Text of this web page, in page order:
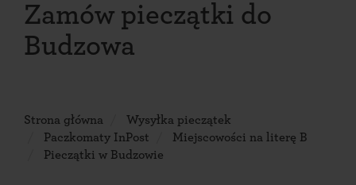
Zamów pieczątki do
Budzowa
Strona główna
Wysyłka pieczątek
Paczkomaty InPost
Miejscowości na literę B
Pieczątki w Budzowie